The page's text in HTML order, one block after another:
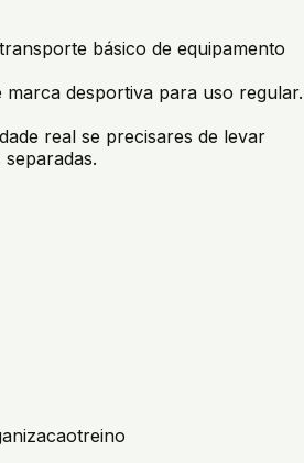
básico de equipamento
marca desportiva para uso regular.
real se precisares de levar
treino